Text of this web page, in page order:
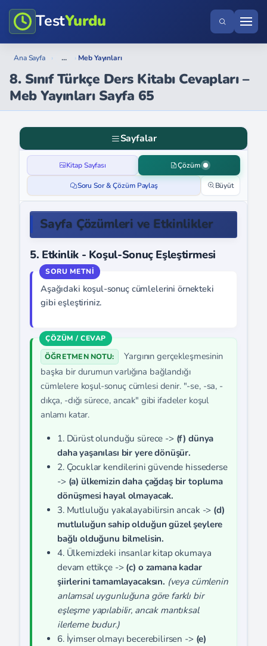
TestYurdu
Ana Sayfa › ... › Meb Yayınları
8. Sınıf Türkçe Ders Kitabı Cevapları –
Meb Yayınları Sayfa 65
Sayfalar
Kitap Sayfası Çözüm
Soru Sor & Çözüm Paylaş Büyüt
Sayfa Çözümleri ve Etkinlikler
5. Etkinlik - Koşul-Sonuç Eşleştirmesi
Aşağıdaki koşul-sonuç cümlelerini örnekteki
gibi eşleştiriniz.
ÖĞRETMEN NOTU:
Yargının gerçekleşmesinin
başka bir durumun varlığına bağlandığı
cümlelere koşul-sonuç cümlesi denir. "-se, -sa, -
dıkça, -dığı sürece, ancak" gibi ifadeler koşul
anlamı katar.
1. Dürüst olunduğu sürece -> (f) dünya
daha yaşanılası bir yere dönüşür.
2. Çocuklar kendilerini güvende hissederse
-> (a) ülkemizin daha çağdaş bir topluma
dönüşmesi hayal olmayacak.
3. Mutluluğu yakalayabilirsin ancak -> (d)
mutluluğun sahip olduğun güzel şeylere
bağlı olduğunu bilmelisin.
4. Ülkemizdeki insanlar kitap okumaya
devam ettikçe -> (c) o zamana kadar
şiirlerini tamamlayacaksın. (veya cümlenin
anlamsal uygunluğuna göre farklı bir
eşleşme yapılabilir, ancak mantıksal
ilerleme budur.)
6. İyimser olmayı becerebilirsen -> (e)